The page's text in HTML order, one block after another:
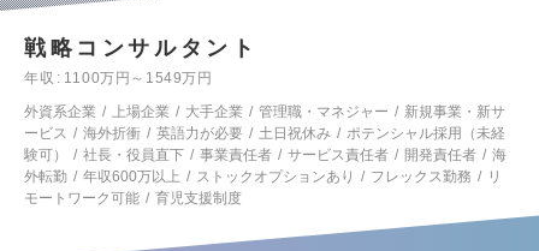
戦略コンサルタント
年収
1100万円～1549万円
外資系企業
上場企業 大手企業 管理職・マネジャー
新規事業・新サ
ービス
海外折衝 英語力が必要 土日祝休み
ポテンシャル採用（未経
験可）
社長・役員直下 事業責任者 サービス責任者 開発責任者
海
外転勤
年収600万以上 ストックオプションあり フレックス勤務
リ
モートワーク可能
育児支援制度